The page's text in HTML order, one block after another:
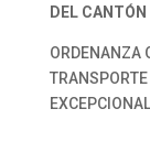
DEL
ORDENANZA